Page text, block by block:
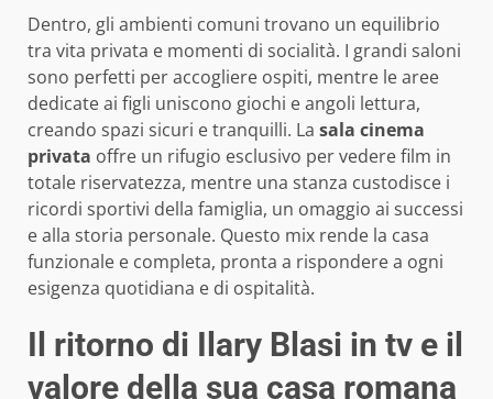
Dentro, gli ambienti comuni trovano un equilibrio
tra vita privata e momenti di socialità. I grandi saloni
sono perfetti per accogliere ospiti, mentre le aree
dedicate ai figli uniscono giochi e angoli lettura,
creando spazi sicuri e tranquilli. La sala cinema
privata offre un rifugio esclusivo per vedere film in
totale riservatezza, mentre una stanza custodisce i
ricordi sportivi della famiglia, un omaggio ai successi
e alla storia personale. Questo mix rende la casa
funzionale e completa, pronta a rispondere a ogni
esigenza quotidiana e di ospitalità.
Il ritorno di Ilary Blasi in tv e il
valore della sua casa romana